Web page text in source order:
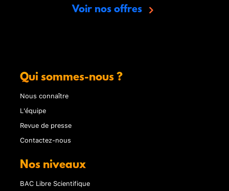
Voir nos offres
Qui sommes-nous ?
Nous connaître
L'équipe
Revue de presse
Contactez-nous
Nos niveaux
BAC Libre Scientifique